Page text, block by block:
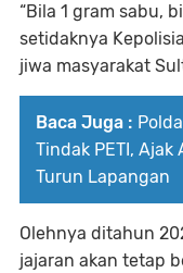
“Bila 1 gram sabu,
setidaknya
jiwa masyarakat
Baca Juga :
Tindak PETI,
Turun Lapangan
Olehnya ditahun
jajaran akan tetap